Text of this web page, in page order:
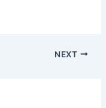
NEXT